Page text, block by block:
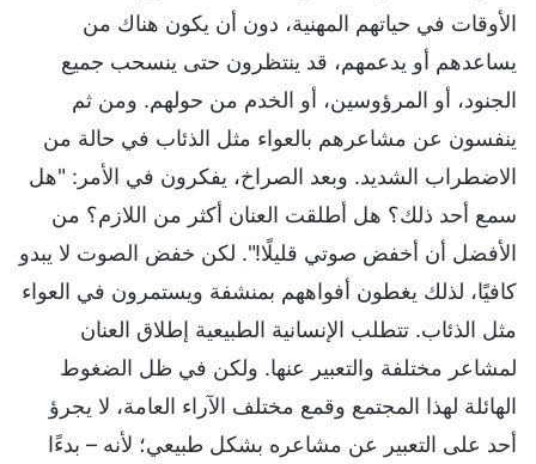
الأوقات في حياتهم المهنية، دون أن يكون هناك من
يساعدهم أو يدعمهم، قد ينتظرون حتى ينسحب جميع
الجنود، أو المرؤوسين، أو الخدم من حولهم. ومن ثم
ينفسون عن مشاعرهم بالعواء مثل الذئاب في حالة من
الاضطراب الشديد. وبعد الصراخ، يفكرون في الأمر: "هل
سمع أحد ذلك؟ هل أطلقت العنان أكثر من اللازم؟ من
الأفضل أن أخفض صوتي قليلًا!". لكن خفض الصوت لا يبدو
كافيًا، لذلك يغطون أفواههم بمنشفة ويستمرون في العواء
مثل الذئاب. تتطلب الإنسانية الطبيعية إطلاق العنان
لمشاعر مختلفة والتعبير عنها. ولكن في ظل الضغوط
الهائلة لهذا المجتمع وقمع مختلف الآراء العامة، لا يجرؤ
أحد على التعبير عن مشاعره بشكل طبيعي؛ لأنه – بدءًا